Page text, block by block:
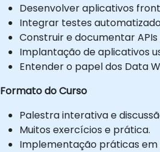
Desenvolver aplicativos
Integrar testes
Construir e documentar APIs
Implantação de aplicativos
Entender o papel dos Data
Formato do Curso
Palestra interativa e
Muitos exercícios e prática.
Implementação práticas